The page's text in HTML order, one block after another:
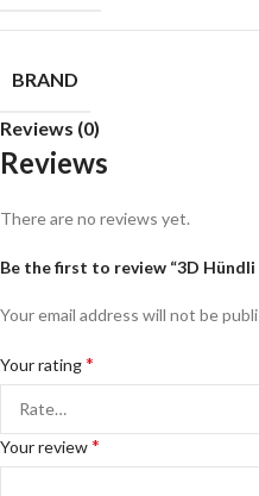
BRAND
Reviews (0)
Reviews
There are no reviews yet.
Be the first to review “3D
Your email address will not be
Your rating*
Your review*